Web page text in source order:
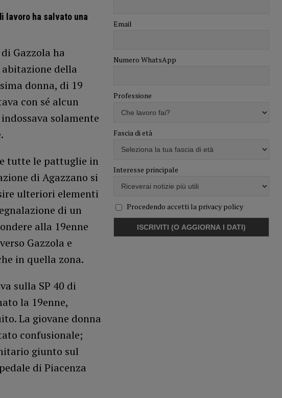
lavoro ha salvato una
Gazzola ha
della
donna, di 19
con sé alcun
solamente
tutte le pattuglie in
di Agazzano si
ulteriori elementi
di un
alla 19enne
Gazzola e
in quella zona.
sulla SP 40 di
la 19enne,
La giovane donna
confusionale;
giunto sul
di Piacenza
Email
Numero WhatsApp
Professione
Fascia di età
Interesse principale
Procedendo accetti la privacy policy